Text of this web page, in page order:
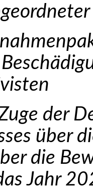
der
über
die
Jahr